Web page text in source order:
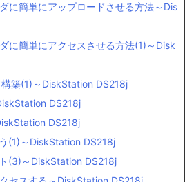
に簡単にアップロードさせる方法～Dis
に簡単にアクセスさせる方法(1)～Disk
築(1)～DiskStation DS218j
DS218j
DS218j
(1)～DiskStation DS218j
(3)～DiskStation DS218j